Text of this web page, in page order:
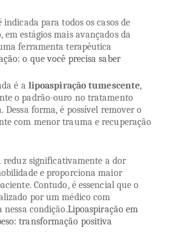
para todos os casos de
em estágios mais avançados da
ferramenta terapêutica
o que você precisa saber
é a lipoaspiração tumescente,
o padrão-ouro no tratamento
Dessa forma, é possível remover o
com menor trauma e recuperação
reduz significativamente a dor
e proporciona maior
Contudo, é essencial que o
por um médico com
nessa condição.Lipoaspiração em
transformação positiva